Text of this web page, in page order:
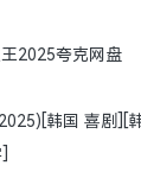
2025夸克网盘
韩国 喜剧][